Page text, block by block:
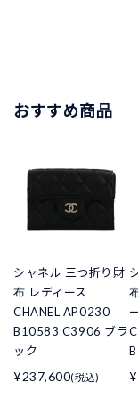
おすすめ商品
シャネル 三つ折り財
布 レディース
CHANEL AP0230
B10583 C3906 ブラ
ック
¥237,600(税込)